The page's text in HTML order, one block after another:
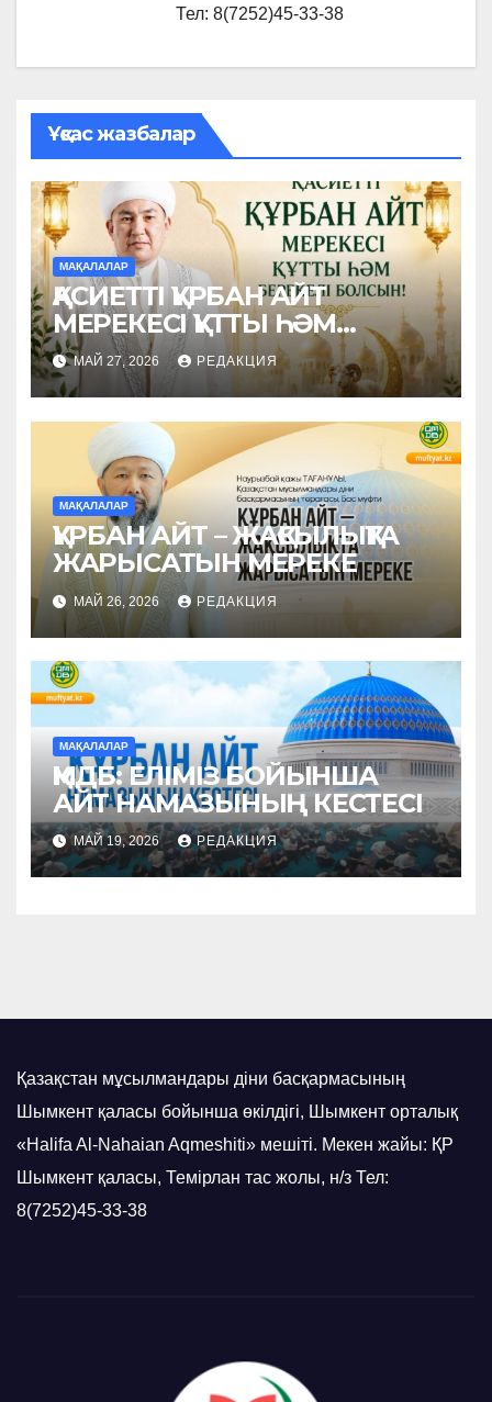
Тел: 8(7252)45-33-38
Ұқсас жазбалар
МАҚАЛАЛАР
ҚАСИЕТТІ ҚҰРБАН АЙТ
МЕРЕКЕСІ ҚҰТТЫ ҺӘМ
БЕРЕКЕЛІ БОЛСЫН!
МАЙ 27, 2026 РЕДАКЦИЯ
МАҚАЛАЛАР
ҚҰРБАН АЙТ – ЖАҚСЫЛЫҚТА
ЖАРЫСАТЫН МЕРЕКЕ
МАЙ 26, 2026 РЕДАКЦИЯ
МАҚАЛАЛАР
ҚМДБ: ЕЛІМІЗ БОЙЫНША
АЙТ НАМАЗЫНЫҢ КЕСТЕСІ
МАЙ 19, 2026 РЕДАКЦИЯ
Қазақстан мұсылмандары діни басқармасының
Шымкент қаласы бойынша өкілдігі, Шымкент орталық
«Halifa Al-Nahaian Aqmeshiti» мешіті. Мекен жайы: ҚР
Шымкент қаласы, Темірлан тас жолы, н/з Тел:
8(7252)45-33-38